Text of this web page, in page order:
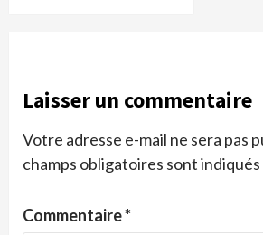
Laisser un commentaire
Votre adresse e-mail ne sera pas
champs obligatoires sont
Commentaire*